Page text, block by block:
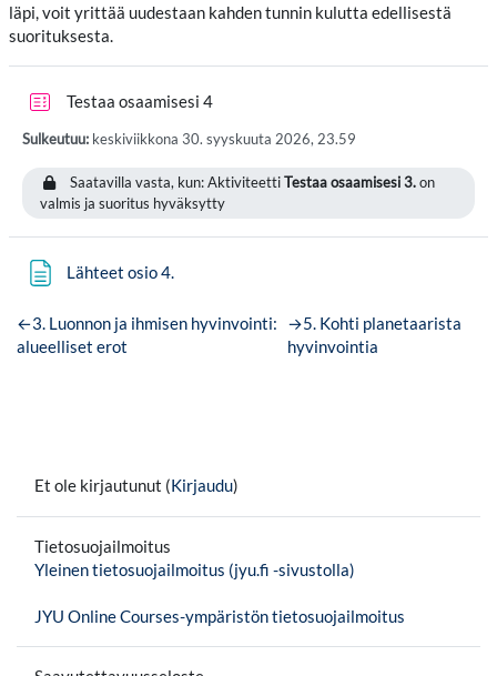
läpi, voit yrittää uudestaan kahden tunnin kulutta edellisestä
suorituksesta.
Testaa osaamisesi 4Tentti
Sulkeutuu: keskiviikkona 30. syyskuuta 2026, 23.59
Saatavilla vasta, kun: AktiviteettiTestaa osaamisesi 3.on
valmis ja suoritus hyväksytty
Lähteet osio 4.
←3. Luonnon ja ihmisen hyvinvointi:
alueelliset erot
→5. Kohti planetaarista
hyvinvointia
Et ole kirjautunut (Kirjaudu)
Tietosuojailmoitus
Yleinen tietosuojailmoitus (jyu.fi -sivustolla)
JYU Online Courses-ympäristön tietosuojailmoitus